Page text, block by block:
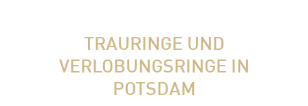
TRAURINGE UND
VERLOBUNGSRINGE IN
POTSDAM